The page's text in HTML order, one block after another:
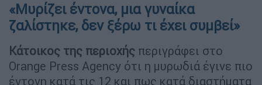
«Μυρίζει έντονα, μια γυναίκα
ζαλίστηκε, δεν ξέρω τι έχει συμβεί»
Κάτοικος της περιοχής περιγράφει στο
Orange Press Agency ότι η μυρωδιά έγινε πιο
έντονη κατά τις 12 και πως κατά διαστήματα